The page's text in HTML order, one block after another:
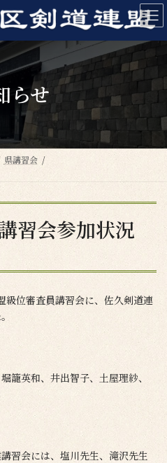
らせ
県講習会
習会参加状況
級位審査員講習会に、佐久剣道連
籠英和、井出智子、土屋理紗、
習会には、塩川先生、滝沢先生